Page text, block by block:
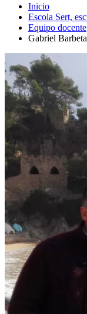
Inicio
Escola Sert,
Equipo docente
Gabriel